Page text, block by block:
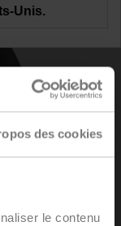
des cookies
le contenu
Unis.